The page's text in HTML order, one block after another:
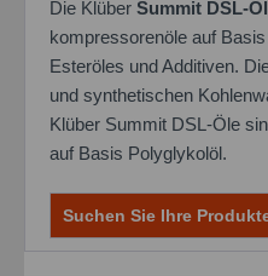
Die Klüber Summit DSL-
kompressorenöle auf
Esteröles und Additiven.
und synthetischen
Klüber Summit DSL-Öle
auf Basis Polyglykolöl.
Suchen Sie Ihre